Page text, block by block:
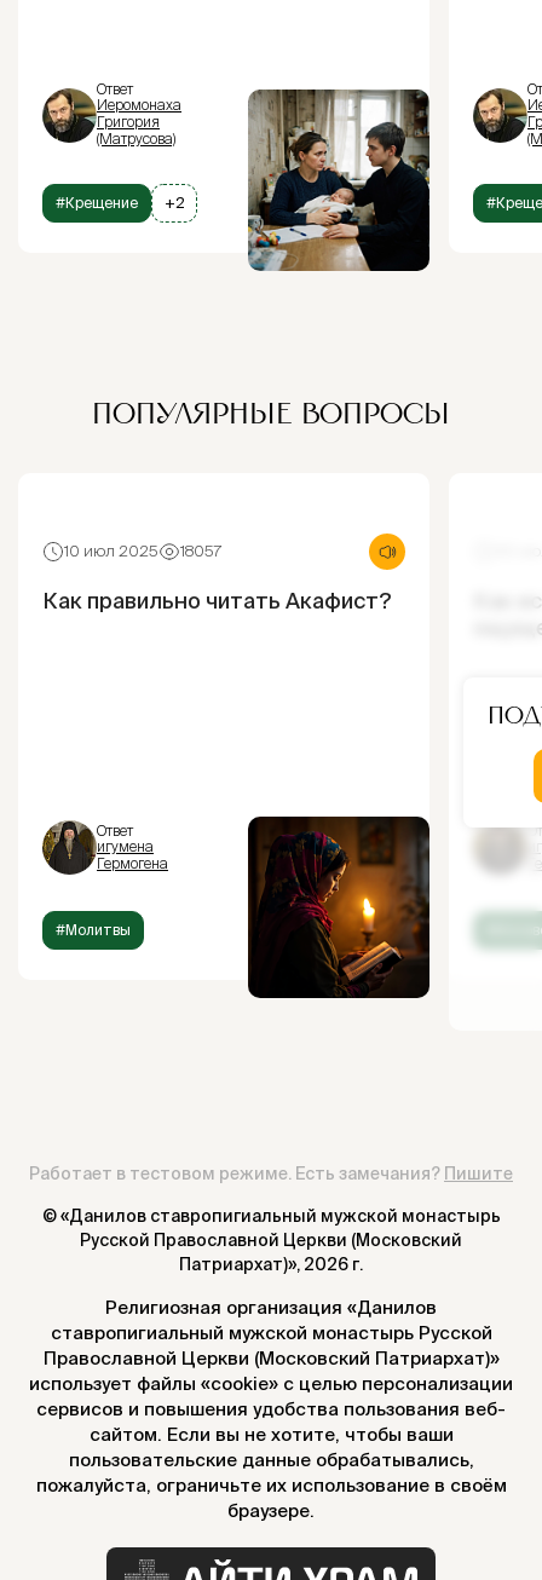
Ответ
Иеромонаха
Григория
(Матрусова)
#Крещение +2
ПОПУЛЯРНЫЕ ВОПРОСЫ
10 июл 2025 18057
Как правильно читать Акафист?
Ответ
игумена
Гермогена
#Молитвы
Как
Работает в тестовом режиме. Есть замечания? Пишите
© «Данилов ставропигиальный мужской монастырь
Русской Православной Церкви (Московский
Патриархат)», 2026 г.
Религиозная организация «Данилов
ставропигиальный мужской монастырь Русской
Православной Церкви (Московский Патриархат)»
использует файлы «cookie» с целью персонализации
сервисов и повышения удобства пользования веб-
сайтом. Если вы не хотите, чтобы ваши
пользовательские данные обрабатывались,
пожалуйста, ограничьте их использование в своём
браузере.